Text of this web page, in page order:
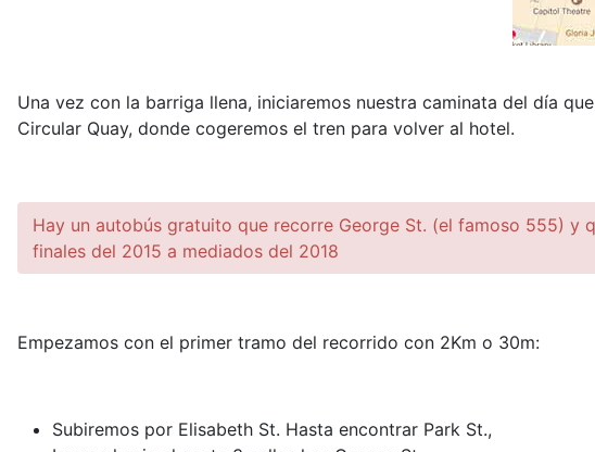
Una vez con la barriga llena, iniciaremos nuestra caminata del día
Circular Quay, donde cogeremos el tren para volver al hotel.
Hay un autobús gratuito que recorre George St. (el famoso 555)
finales del 2015 a mediados del 2018
Empezamos con el primer tramo del recorrido con 2Km o 30m:
Subiremos por Elisabeth St. Hasta encontrar Park St.,